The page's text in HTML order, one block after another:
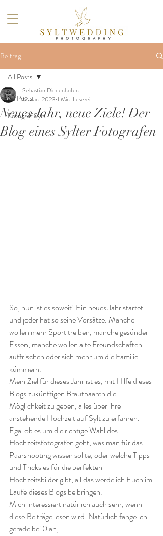
Beitrag
All Posts
Fotograf Sylt
All Posts
Neues Jahr, neue Ziele! Der
Blog eines Sylter Fotografen
Sebastian Diedenhofen
12. Jan. 2023 1 Min. Lesezeit
So, nun ist es soweit! Ein neues Jahr startet
und jeder hat so seine Vorsätze. Manche
wollen mehr Sport treiben, manche gesünder
Essen, manche wollen alte Freundschaften
auffrischen oder sich mehr um die Familie
kümmern.
Mein Ziel für dieses Jahr ist es, mit Hilfe dieses
Blogs zukünftigen Brautpaaren die
Möglichkeit zu geben, alles über ihre
anstehende Hochzeit auf Sylt zu erfahren.
Egal ob es um die richtige Wahl des
Hochzeitsfotografen geht, was man für das
Paarshooting wissen sollte, oder welche Tipps
und Tricks es für die perfekten
Hochzeitsbilder gibt, all das werde ich Euch im
Laufe dieses Blogs beibringen.
Mich interessiert natürlich auch sehr, wenn
diese Beiträge lesen wird. Natürlich fange ich
gerade bei 0 an,